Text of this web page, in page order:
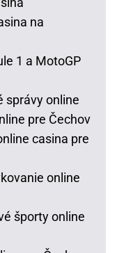
na
1 a MotoGP
správy online
pre Čechov
casina pre
online
športy online